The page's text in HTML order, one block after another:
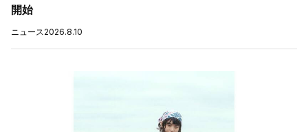
開始
ニュース2026.8.10